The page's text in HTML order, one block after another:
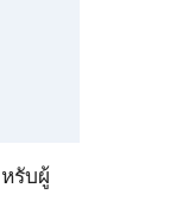
รับผู้